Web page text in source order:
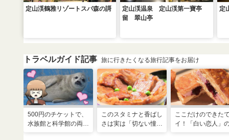
定山渓鶴雅リゾートスパ森の謌
定山渓温泉 定山渓第一寶亭
留 翠山亭
定
トラベルガイド記事 旅に行きたくなる旅行記事をお届け
500円のチケットで、
水族館と科学館の両方
このスタミナと香ばし
さは実は「切ない憧
ここだけのできた
イ！「白い恋人」